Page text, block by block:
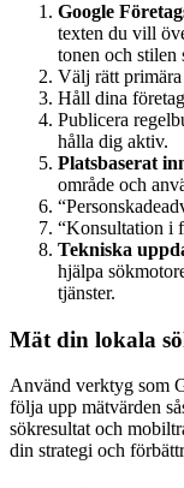
Google
texten du vill
tonen och stilen
Välj rätt
Håll dina
Publicera
hålla dig aktiv.
Platsbaserat
område och
“Konsultation i
Tekniska
hjälpa
tjänster.
Mät din lokala
Använd verktyg som
följa upp mätvärden
sökresultat och
din strategi och